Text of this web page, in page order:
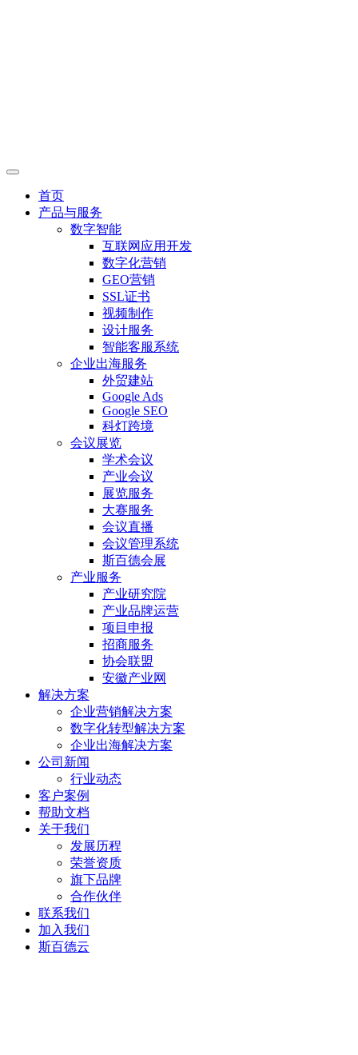
首页
产品与服务
数字智能
互联网应用开发
数字化营销
GEO营销
SSL证书
视频制作
设计服务
智能客服系统
企业出海服务
外贸建站
Google Ads
Google SEO
科灯跨境
会议展览
学术会议
产业会议
展览服务
大赛服务
会议直播
会议管理系统
斯百德会展
产业服务
产业研究院
产业品牌运营
项目申报
招商服务
协会联盟
安徽产业网
解决方案
企业营销解决方案
数字化转型解决方案
企业出海解决方案
公司新闻
行业动态
客户案例
帮助文档
关于我们
发展历程
荣誉资质
旗下品牌
合作伙伴
联系我们
加入我们
斯百德云